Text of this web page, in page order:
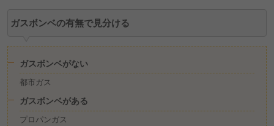
ガスボンベの有無で見分ける
ガスボンベがない
都市ガス
ガスボンベがある
プロパンガス